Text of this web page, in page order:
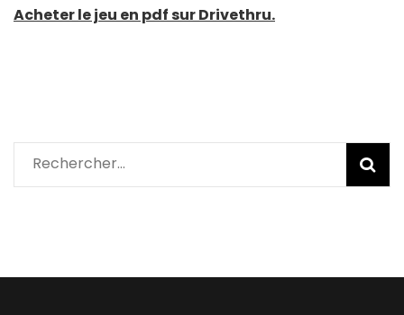
Acheter le jeu en pdf sur Drivethru.
Rechercher :